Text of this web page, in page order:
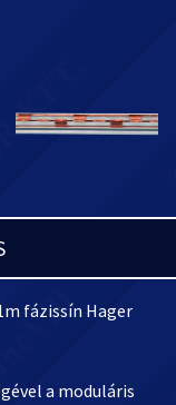
fázissín Hager
a moduláris